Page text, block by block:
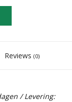
Reviews (0)
/ Levering: